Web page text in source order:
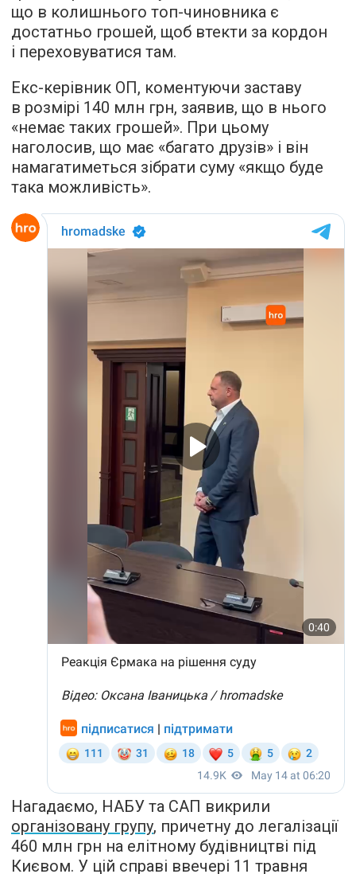
що в колишнього топ-чиновника є
достатньо грошей, щоб втекти за кордон
і переховуватися там.
Екс-керівник ОП, коментуючи заставу
в розмірі 140 млн грн, заявив, що в нього
«немає таких грошей». При цьому
наголосив, що має «багато друзів» і він
намагатиметься зібрати суму «якщо буде
така можливість».
Нагадаємо, НАБУ та САП викрили
організовану групу, причетну до легалізації
460 млн грн на елітному будівництві під
Києвом. У цій справі ввечері 11 травня